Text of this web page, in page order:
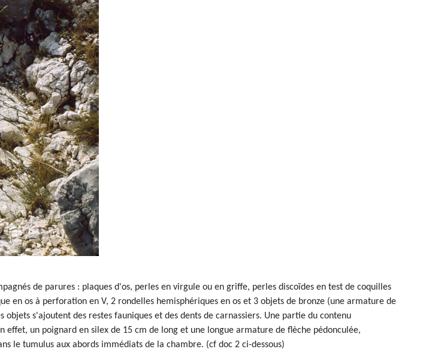
de parures : plaques d'os, perles en virgule ou en griffe, perles discoïdes en test de coquilles
en os à perforation en V, 2 rondelles hemisphériques en os et 3 objets de bronze (une armature de
s'ajoutent des restes fauniques et des dents de carnassiers. Une partie du contenu
un poignard en silex de 15 cm de long et une longue armature de flèche pédonculée,
le tumulus aux abords immédiats de la chambre. (cf doc 2 ci-dessous)